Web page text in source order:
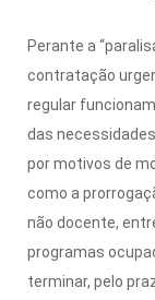
Perante a
contratação
regular
das
por motivos de
como a
não docente,
programas
terminar, pelo